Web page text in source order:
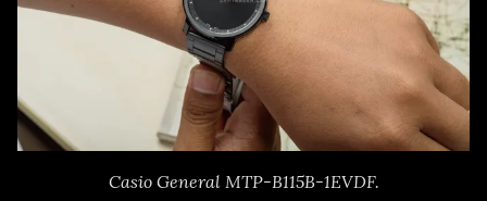
Casio General MTP-B115B-1EVDF.